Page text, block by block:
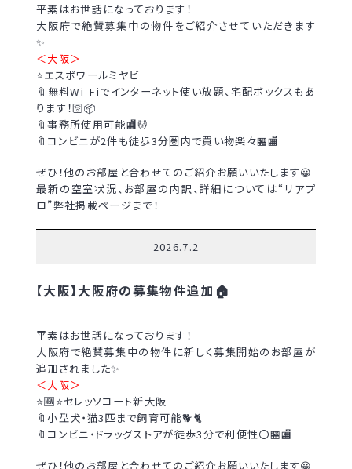
平素はお世話になっております！
大阪府で絶賛募集中の物件をご紹介させていただきます
✨
＜大阪＞
⭐エスポワールミヤビ
🔖無料Wi-Fiでインターネット使い放題、宅配ボックスもあ
ります！🛜📦
🔖事務所使用可能🏬💆
🔖コンビニが2件も徒歩3分圏内で買い物楽々🏪🏬
ぜひ！他のお部屋と合わせてのご紹介お願いいたします😀
最新の空室状況、お部屋の内訳、詳細については“リアプ
ロ”弊社掲載ページまで！
2026.7.2
【大阪】大阪府の募集物件追加🏠
平素はお世話になっております！
大阪府で絶賛募集中の物件に新しく募集開始のお部屋が
追加されました✨
＜大阪＞
⭐🆕⭐セレッソコート新大阪
🔖小型犬・猫3匹まで飼育可能🐕🐈
🔖コンビニ・ドラッグストアが徒歩3分で利便性〇🏪🏬
ぜひ！他のお部屋と合わせてのご紹介お願いいたします😀